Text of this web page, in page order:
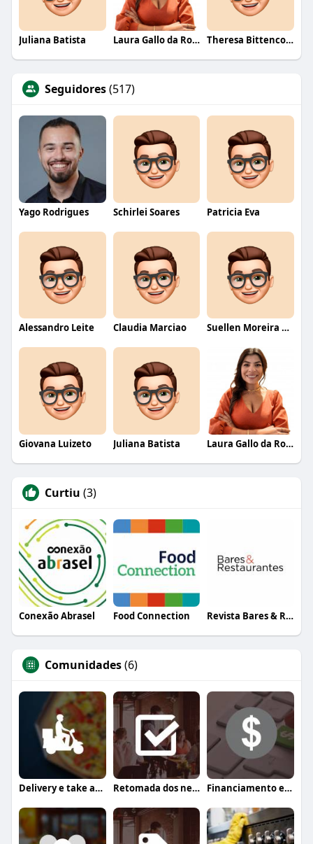
Juliana Batista Laura Gallo da Rosa Theresa Bittencourt
Seguidores(517)
Yago Rodrigues Schirlei Soares Patricia Eva
Alessandro Leite Claudia Marciao Suellen Moreira Parente de Oliveira
Giovana Luizeto Juliana Batista Laura Gallo da Rosa
Curtiu (3)
Conexão Abrasel Food Connection Revista Bares & Restaurantes
Comunidades(6)
Delivery e take away Retomada dos negócios Financiamento e crédito